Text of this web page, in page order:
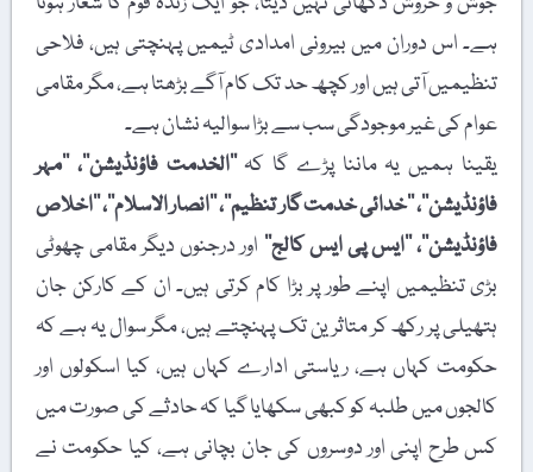
ہے۔ اس دوران میں بیرونی امدادی ٹیمیں پہنچتی ہیں، فلاحی
تنظیمیں آتی ہیں اور کچھ حد تک کام آگے بڑھتا ہے، مگر مقامی
عوام کی غیر موجودگی سب سے بڑا سوالیہ نشان ہے۔
یقینا ہمیں یہ ماننا پڑے گا کہ’’الخدمت فاؤنڈیشن‘‘، ’’مہر
فاؤنڈیشن‘‘، ’’خدائی خدمت گار تنظیم‘‘، ’’انصار الاسلام‘‘، ’’اخلاص
فاؤنڈیشن‘‘، ’’ایس پی ایس کالج‘‘ اور درجنوں دیگر مقامی چھوٹی
بڑی تنظیمیں اپنے طور پر بڑا کام کرتی ہیں۔ ان کے کارکن جان
ہتھیلی پر رکھ کر متاثرین تک پہنچتے ہیں، مگر سوال یہ ہے کہ
حکومت کہاں ہے، ریاستی ادارے کہاں ہیں، کیا اسکولوں اور
کالجوں میں طلبہ کو کبھی سکھایا گیا کہ حادثے کی صورت میں
کس طرح اپنی اور دوسروں کی جان بچانی ہے، کیا حکومت نے